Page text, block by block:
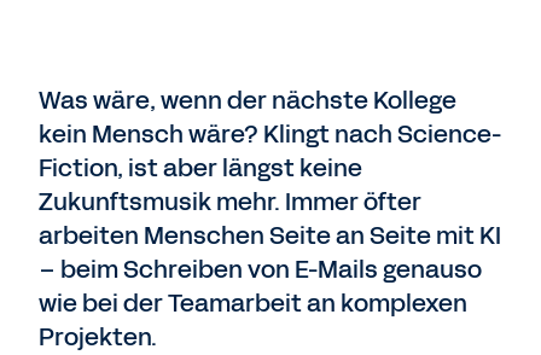
Was wäre, wenn der nächste Kollege
kein Mensch wäre? Klingt nach Science-
Fiction, ist aber längst keine
Zukunftsmusik mehr. Immer öfter
arbeiten Menschen Seite an Seite mit KI
– beim Schreiben von E-Mails genauso
wie bei der Teamarbeit an komplexen
Projekten.